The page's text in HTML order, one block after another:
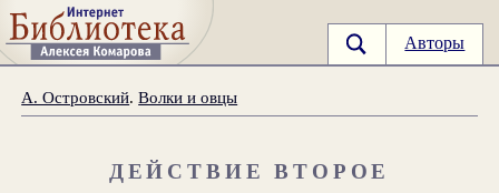
Авторы
А. Островский.Волки и овцы
ДЕЙСТВИЕ ВТОРОЕ